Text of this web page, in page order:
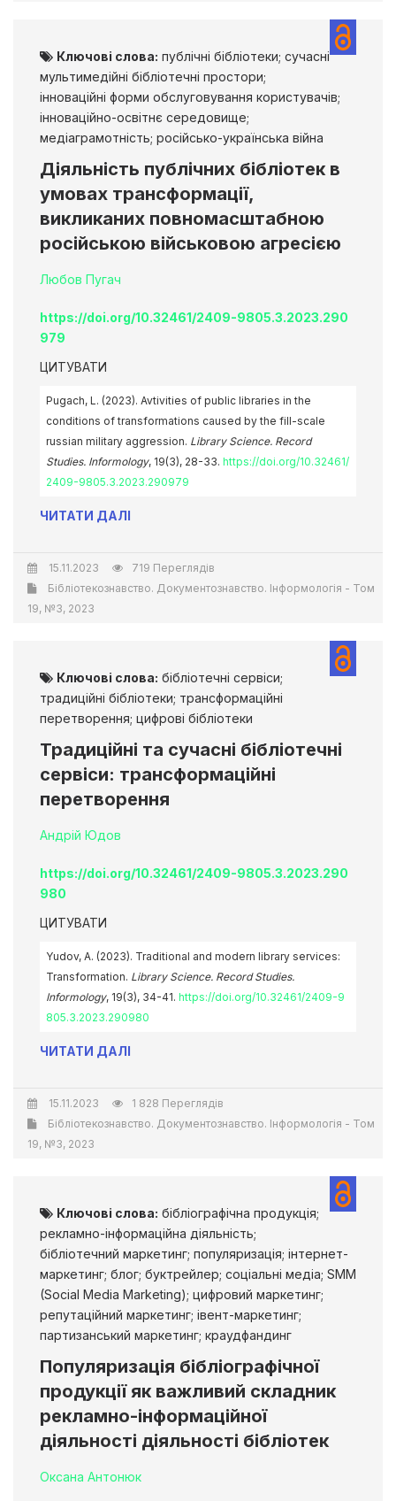
Ключові слова: публічні бібліотеки; сучасні
мультимедійні бібліотечні простори;
інноваційні форми обслуговування користувачів;
інноваційно-освітнє середовище;
медіаграмотність; російсько-українська війна
Діяльність публічних бібліотек в
умовах трансформації,
викликаних повномасштабною
російською військовою агресією
Любов Пугач
https://doi.org/10.32461/2409-9805.3.2023.290
979
ЦИТУВАТИ
Pugach, L. (2023). Avtivities of public libraries in the
conditions of transformations caused by the fill-scale
russian military aggression. Library Science. Record
Studies. Informology, 19(3), 28-33. https://doi.org/10.32461/
2409-9805.3.2023.290979
ЧИТАТИ ДАЛІ
15.11.2023
719 Переглядів
Бібліотекознавство. Документознавство. Інформологія - Том
19, №3, 2023
Ключові слова: бібліотечні сервіси;
традиційні бібліотеки; трансформаційні
перетворення; цифрові бібліотеки
Традиційні та сучасні бібліотечні
сервіси: трансформаційні
перетворення
Андрій Юдов
https://doi.org/10.32461/2409-9805.3.2023.290
980
ЦИТУВАТИ
Yudov, A. (2023). Traditional and modern library services:
Transformation. Library Science. Record Studies.
Informology, 19(3), 34-41. https://doi.org/10.32461/2409-9
805.3.2023.290980
ЧИТАТИ ДАЛІ
15.11.2023
1 828 Переглядів
Бібліотекознавство. Документознавство. Інформологія - Том
19, №3, 2023
Ключові слова: бібліографічна продукція;
рекламно-інформаційна діяльність;
бібліотечний маркетинг; популяризація; інтернет-
маркетинг; блог; буктрейлер; соціальні медіа; SMM
(Social Media Marketing); цифровий маркетинг;
репутаційний маркетинг; івент-маркетинг;
партизанський маркетинг; краудфандинг
Популяризація бібліографічної
продукції як важливий складник
рекламно-інформаційної
діяльності діяльності бібліотек
Оксана Антонюк